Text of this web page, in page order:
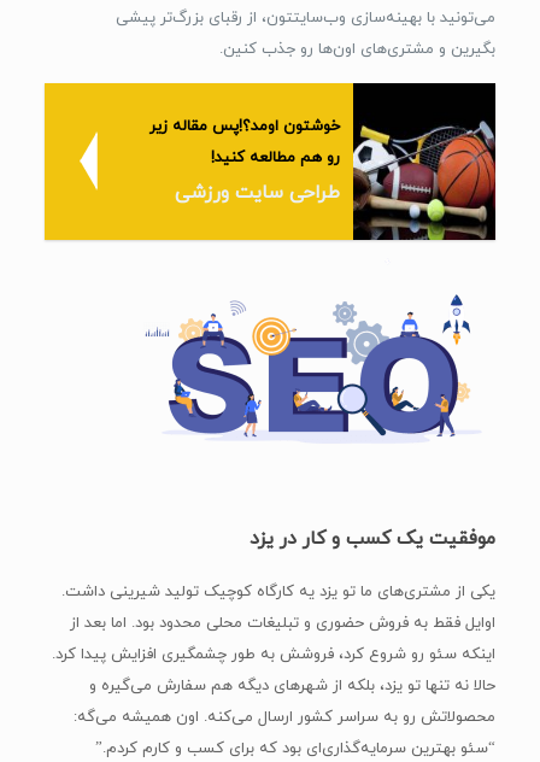
می‌تونید با بهینه‌سازی وب‌سایتتون، از رقبای بزرگ‌تر پیشی
بگیرین و مشتری‌های اون‌ها رو جذب کنین.
خوشتون اومد؟!پس مقاله زیر
رو هم مطالعه کنید!
طراحی سایت ورزشی
موفقیت یک کسب و کار در یزد
یکی از مشتری‌های ما تو یزد یه کارگاه کوچیک تولید شیرینی داشت.
اوایل فقط به فروش حضوری و تبلیغات محلی محدود بود. اما بعد از
اینکه سئو رو شروع کرد، فروشش به طور چشمگیری افزایش پیدا کرد.
حالا نه تنها تو یزد، بلکه از شهرهای دیگه هم سفارش می‌گیره و
محصولاتش رو به سراسر کشور ارسال می‌کنه. اون همیشه می‌گه:
“سئو بهترین سرمایه‌گذاری‌ای بود که برای کسب و کارم کردم.”